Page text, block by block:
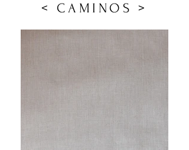
< CAMINOS >